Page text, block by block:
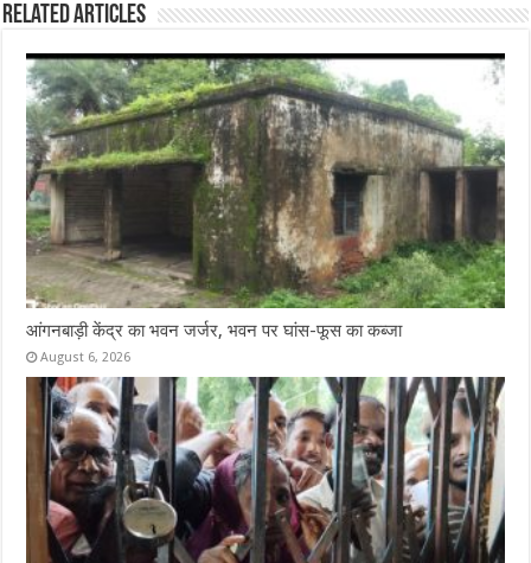
o
o
k
r
A
p
p
Related Articles
आंगनबाड़ी केंद्र का भवन जर्जर, भवन पर घांस-फूस का कब्जा
August 6, 2026